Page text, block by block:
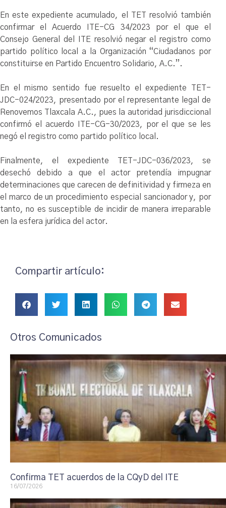
En este expediente acumulado, el TET resolvió también
confirmar el Acuerdo ITE-CG 34/2023 por el que el
Consejo General del ITE resolvió negar el registro como
partido político local a la Organización “Ciudadanos por
constituirse en Partido Encuentro Solidario, A.C.”.
En el mismo sentido fue resuelto el expediente TET-
JDC-024/2023, presentado por el representante legal de
Renovemos Tlaxcala A.C., pues la autoridad jurisdiccional
confirmó el acuerdo ITE-CG-30/2023, por el que se les
negó el registro como partido político local.
Finalmente, el expediente TET-JDC-036/2023, se
desechó debido a que el actor pretendía impugnar
determinaciones que carecen de definitividad y firmeza en
el marco de un procedimiento especial sancionador y, por
tanto, no es susceptible de incidir de manera irreparable
en la esfera jurídica del actor.
Compartir artículo:
Otros Comunicados
Confirma TET acuerdos de la CQyD del ITE
16/07/2026